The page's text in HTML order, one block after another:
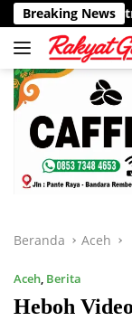
Langsung
ke
konten
Breaking News
Kekayaan
Beranda Aceh
Aceh, Berita
Heboh